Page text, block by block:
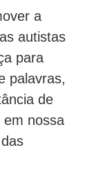
a
autistas
para
palavras,
de
em nossa